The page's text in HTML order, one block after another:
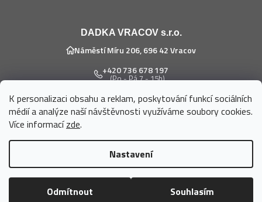
K personalizaci obsahu a reklam, poskytování funkcí sociálních
médií a analýze naší návštěvnosti využíváme soubory cookies.
Více informacízde.
Nastavení
Odmítnout Souhlasím
DADKA VRACOV s.r.o.
Náměstí Míru 206, 696 42 Vracov
+420 736 678 197
(Po - Pá 7 - 15h)
eshop@dadka.cz
Copyright 2026DADKA VRACOV s.r.o. . Všechna práva vyhrazena.